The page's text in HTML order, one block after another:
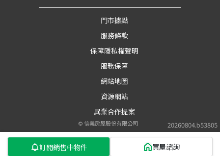
訂閱銷售中物件 買屋諮詢
20260804.b53805
門市據點
服務條款
保障隱私權聲明
服務保障
網站地圖
資源網站
異業合作提案
©信義房屋股份有限公司